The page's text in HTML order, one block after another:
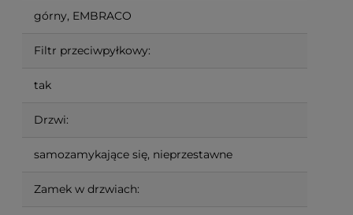
górny, EMBRACO
Filtr przeciwpyłkowy:
tak
Drzwi:
samozamykające się, nieprzestawne
Zamek w drzwiach: